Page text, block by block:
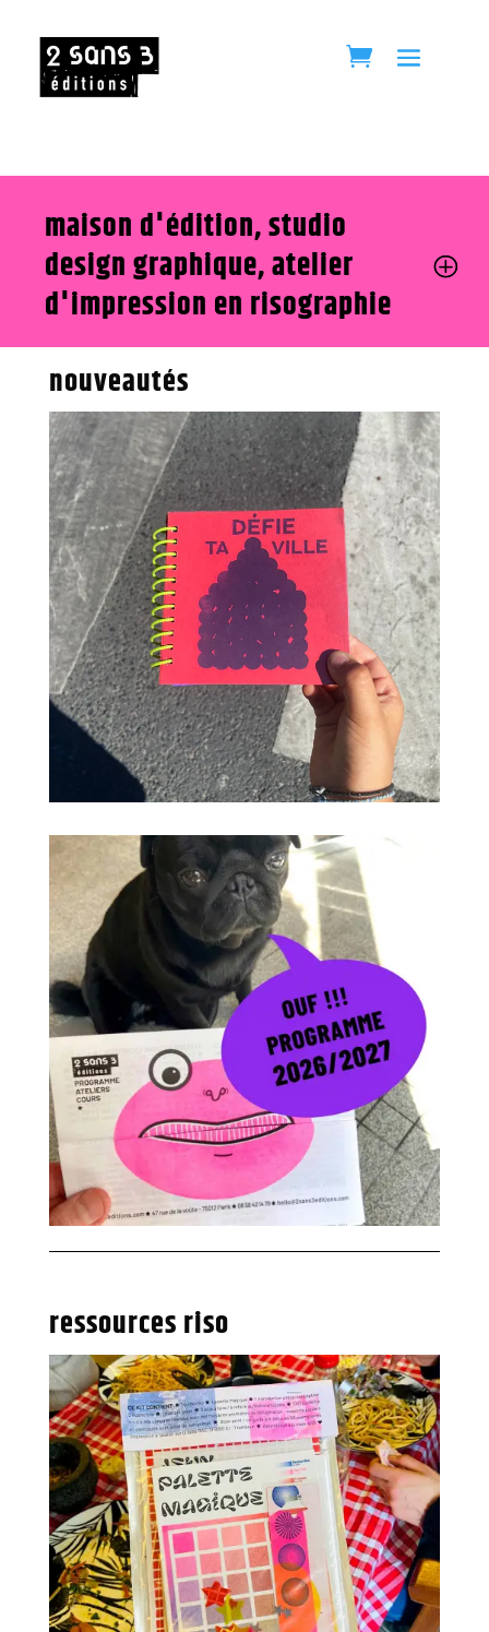
maison d'édition, studio
design graphique, atelier
d'impression en risographie
nouveautés
ressources riso